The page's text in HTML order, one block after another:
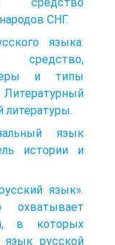
СНГ.
языка:
и типы
литературы.
язык
истории и
язык».
охватывает
в которых
язык русской